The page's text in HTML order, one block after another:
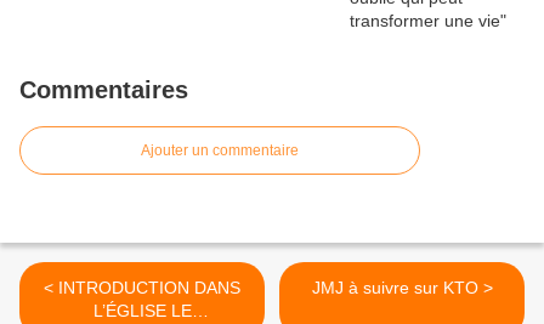
Commentaires
Ajouter un commentaire
< INTRODUCTION DANS
L’ÉGLISE LE
JMJ à suivre sur KTO >